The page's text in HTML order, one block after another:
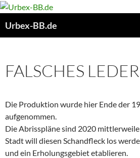
Urbex-BB.de
FALSCHES LEDER
Die Produktion wurde hier Ende der
aufgenommen.
Die Abrisspläne sind 2020
Stadt will diesen Schandfleck los
und ein Erholungsgebiet etablieren.